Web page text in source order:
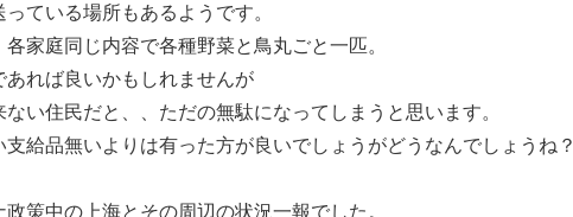
ている場所もあるようです。
家庭同じ内容で各種野菜と鳥丸ごと一匹。
れば良いかもしれませんが
い住民だと、、ただの無駄になってしまうと思います。
給品無いよりは有った方が良いでしょうがどうなんでしょうね？
策中の上海とその周辺の状況一報でした。